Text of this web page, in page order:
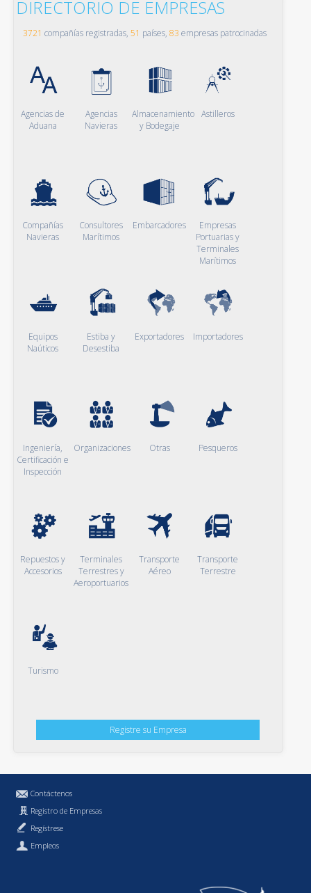
DIRECTORIO DE EMPRESAS
3721 compañías registradas, 51 países, 83 empresas patrocinadas
Agencias de
Aduana
Agencias
Navieras
Almacenamiento
y Bodegaje
Astilleros
Compañías
Navieras
Consultores
Marítimos
Embarcadores
Empresas
Portuarias y
Terminales
Marítimos
Equipos
Naúticos
Estiba y
Desestiba
Exportadores Importadores
Ingeniería,
Certificación e
Inspección
Organizaciones Otras Pesqueros
Repuestos y
Accesorios
Terminales
Terrestres y
Aeroportuarios
Transporte
Aéreo
Transporte
Terrestre
Turismo
Registre su Empresa
Contáctenos
Registro de Empresas
Regístrese
Empleos